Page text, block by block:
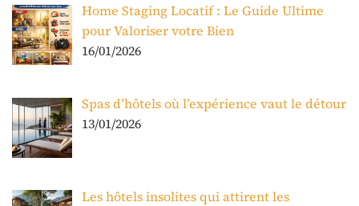
Home Staging Locatif : Le Guide Ultime
pour Valoriser votre Bien
16/01/2026
Spas d’hôtels où l’expérience vaut le détour
13/01/2026
Les hôtels insolites qui attirent les